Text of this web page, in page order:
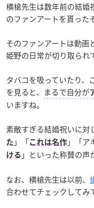
横槍先生は数年前の結婚
のファンアートを貰った
そのファンアートは動画
姫野の日常が切り取られ
タバコを吸っていたり、
を見ると、 まるで自分が
いますね。
素敵すぎる結婚祝いに
た 」「これは名作 」「ア
ける 」といった称賛の声
なお、横槍先生は以前、
合わせてチェックしてみ